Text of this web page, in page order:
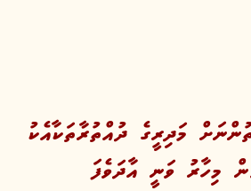
މަދިރީގެ ދުއްތުރާތަކާއެކު